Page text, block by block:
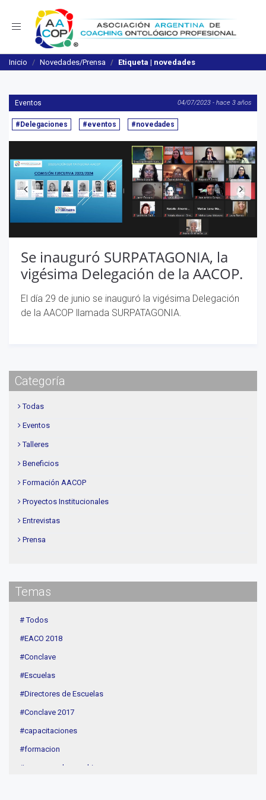
Navegación
Inicio Novedades/Prensa Etiqueta | novedades
Eventos 04/07/2023 - hace 3 años
#Delegaciones #eventos #novedades
Se inauguró SURPATAGONIA, la
vigésima Delegación de la AACOP.
El día 29 de junio se inauguró la vigésima Delegación
de la AACOP llamada SURPATAGONIA.
Categoría
Todas
Eventos
Talleres
Beneficios
Formación AACOP
Proyectos Institucionales
Entrevistas
Prensa
Contenidos de Interés
Cuota
Agenda
Linea Sociedad
Temas
# Todos
#EACO 2018
#Conclave
#Escuelas
#Directores de Escuelas
#Conclave 2017
#capacitaciones
#formacion
#procesos de coaching